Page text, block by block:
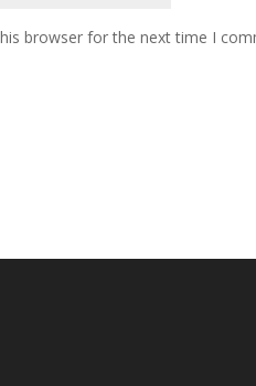
browser for the next time I